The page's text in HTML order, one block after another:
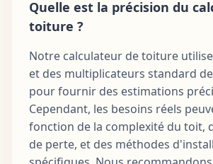
Quelle est la précision du
toiture ?
Notre calculateur de toiture
et des multiplicateurs standard
pour fournir des estimations
Cependant, les besoins réels
fonction de la complexité du toit,
de perte, et des méthodes